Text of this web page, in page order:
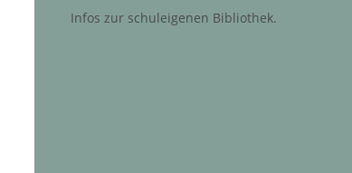
Infos zur schuleigenen Bibliothek.